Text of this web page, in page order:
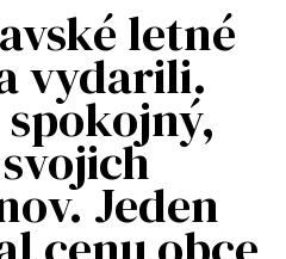
letné
vydarili.
Jeden